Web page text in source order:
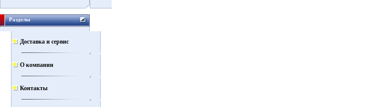
Разделы
Доставка и сервис
О компании
Контакты